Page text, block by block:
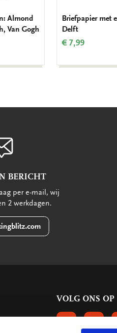
Almond
Van Gogh
Briefpapier met
Delft
€ 7,99
BERICHT
per e-mail, wij
2 werkdagen.
VOLG ONS OP
VOLGS ONS
VOLG